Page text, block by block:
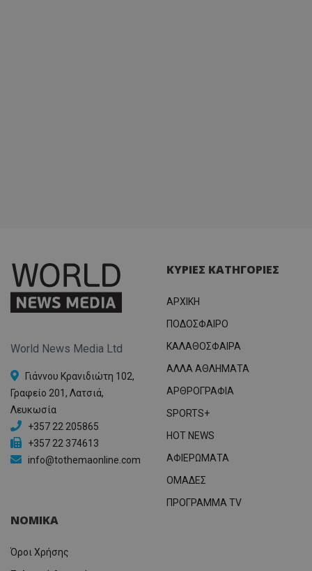
World News Media Ltd
Γιάννου Κρανιδιώτη 102,
Γραφείο 201, Λατσιά,
Λευκωσία
+357 22 205865
+357 22 374613
info@tothemaonline.com
ΚΥΡΙΕΣ ΚΑΤΗΓΟΡΙΕΣ
ΑΡΧΙΚΗ
ΠΟΔΟΣΦΑΙΡΟ
ΚΑΛΑΘΟΣΦΑΙΡΑ
ΑΛΛΑ ΑΘΛΗΜΑΤΑ
ΑΡΘΡΟΓΡΑΦΙΑ
SPORTS+
HOT NEWS
ΑΦΙΕΡΩΜΑΤΑ
ΟΜΑΔΕΣ
ΠΡΟΓΡΑΜΜΑ TV
ΝΟΜΙΚΑ
Όροι Χρήσης